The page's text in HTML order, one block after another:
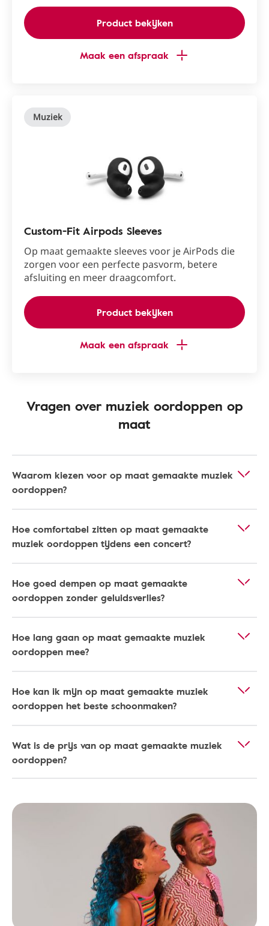
Product bekijken
Maak een afspraak
Muziek
Custom-Fit Airpods Sleeves
Op maat gemaakte sleeves voor je AirPods die
zorgen voor een perfecte pasvorm, betere
afsluiting en meer draagcomfort.
Product bekijken
Maak een afspraak
Vragen over muziek oordoppen op
maat
Waarom kiezen voor op maat gemaakte muziek
oordoppen?
Hoe comfortabel zitten op maat gemaakte
muziek oordoppen tijdens een concert?
Hoe goed dempen op maat gemaakte
oordoppen zonder geluidsverlies?
Hoe lang gaan op maat gemaakte muziek
oordoppen mee?
Hoe kan ik mijn op maat gemaakte muziek
oordoppen het beste schoonmaken?
Wat is de prijs van op maat gemaakte muziek
oordoppen?